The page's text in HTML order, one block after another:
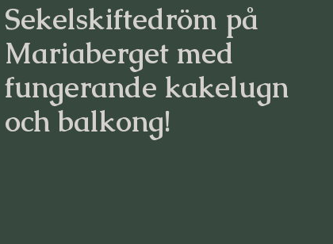
Sekelskiftedröm på
Mariaberget med
fungerande kakelugn
och balkong!